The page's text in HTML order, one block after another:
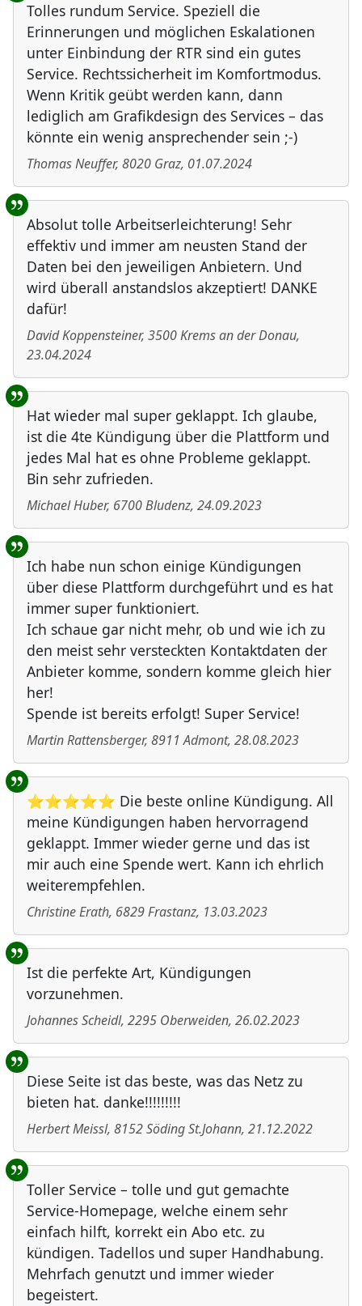
Tolles rundum Service. Speziell die
Erinnerungen und möglichen Eskalationen
unter Einbindung der RTR sind ein gutes
Service. Rechtssicherheit im Komfortmodus.
Wenn Kritik geübt werden kann, dann
lediglich am Grafikdesign des Services – das
könnte ein wenig ansprechender sein ;-)
Thomas Neuffer, 8020 Graz, 01.07.2024
Absolut tolle Arbeitserleichterung! Sehr
effektiv und immer am neusten Stand der
Daten bei den jeweiligen Anbietern. Und
wird überall anstandslos akzeptiert! DANKE
dafür!
David Koppensteiner, 3500Krems an der Donau,
23.04.2024
Hat wieder mal super geklappt. Ich glaube,
ist die 4te Kündigung über die Plattform und
jedes Mal hat es ohne Probleme geklappt.
Bin sehr zufrieden.
Michael Huber, 6700Bludenz, 24.09.2023
Ich habe nun schon einige Kündigungen
über diese Plattform durchgeführt und es hat
immer super funktioniert.
Ich schaue gar nicht mehr, ob und wie ich zu
den meist sehr versteckten Kontaktdaten der
Anbieter komme, sondern komme gleich hier
her!
Spende ist bereits erfolgt! Super Service!
Martin Rattensberger, 8911 Admont, 28.08.2023
⭐⭐⭐⭐⭐ Die beste online Kündigung. All
meine Kündigungen haben hervorragend
geklappt. Immer wieder gerne und das ist
mir auch eine Spende wert. Kann ich ehrlich
weiterempfehlen.
Christine Erath, 6829Frastanz, 13.03.2023
Ist die perfekte Art, Kündigungen
vorzunehmen.
Johannes Scheidl, 2295 Oberweiden, 26.02.2023
Diese Seite ist das beste, was das Netz zu
bieten hat. danke!!!!!!!!!
Herbert Meissl, 8152Söding St.Johann, 21.12.2022
Toller Service – tolle und gut gemachte
Service-Homepage, welche einem sehr
einfach hilft, korrekt ein Abo etc. zu
kündigen. Tadellos und super Handhabung.
Mehrfach genutzt und immer wieder
begeistert.